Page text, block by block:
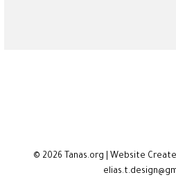
© 2026 Tanas.org | Website